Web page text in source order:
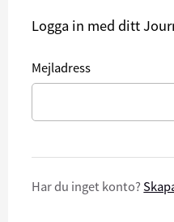
Logga in med ditt
Mejladress
Har du inget konto?